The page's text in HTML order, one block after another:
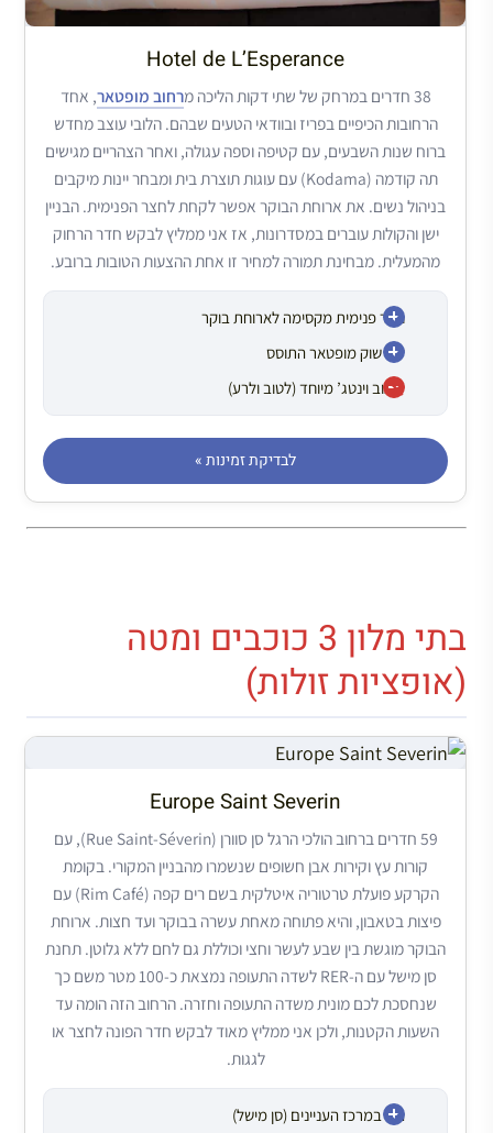
Hotel de L’Esperance
חצר פנימית מקסימה לארוחת בוקר
ליד שוק מופטאר התוסס
עיצוב וינטג’ מיוחד (לטוב ולרע)
38 חדרים במרחק של שתי דקות הליכה מ רחוב מופטאר, אחד
הרחובות הכיפיים בפריז ובוודאי הטעים שבהם. הלובי עוצב מחדש
ברוח שנות השבעים, עם קטיפה וספה עגולה, ואחר הצהריים מגישים
תה קודמה (Kodama) עם עוגות תוצרת בית ומבחר יינות מיקבים
בניהול נשים. את ארוחת הבוקר אפשר לקחת לחצר הפנימית. הבניין
ישן והקולות עוברים במסדרונות, אז אני ממליץ לבקש חדר הרחוק
מהמעלית. מבחינת תמורה למחיר זו אחת ההצעות הטובות ברובע.
לבדיקת זמינות »
בתי מלון 3 כוכבים ומטה
(אופציות זולות)
Europe Saint Severin
הכי במרכז העניינים (סן מישל)
59 חדרים ברחוב הולכי הרגל סן סוורן (Rue Saint-Séverin), עם
קורות עץ וקירות אבן חשופים שנשמרו מהבניין המקורי. בקומת
הקרקע פועלת טרטוריה איטלקית בשם רים קפה (Rim Café) עם
פיצות בטאבון, והיא פתוחה מאחת עשרה בבוקר ועד חצות. ארוחת
הבוקר מוגשת בין שבע לעשר וחצי וכוללת גם לחם ללא גלוטן. תחנת
סן מישל עם ה-RER לשדה התעופה נמצאת כ-100 מטר משם כך
שנחסכת לכם מונית משדה התעופה וחזרה. הרחוב הזה הומה עד
השעות הקטנות, ולכן אני ממליץ מאוד לבקש חדר הפונה לחצר או
לגגות.